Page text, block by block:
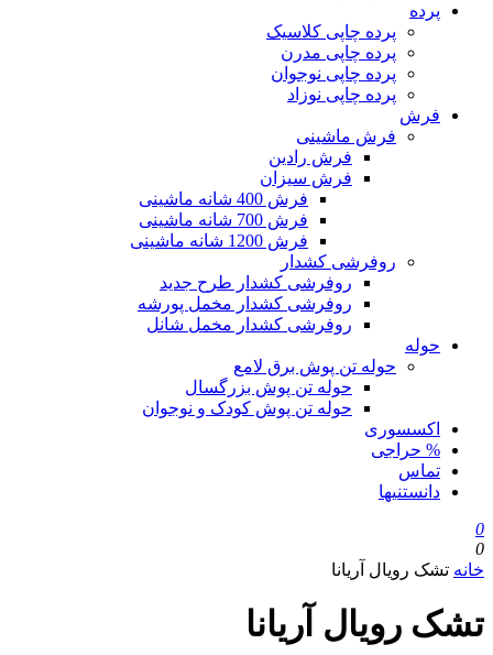
پرده
پرده چاپی کلاسیک
پرده چاپی مدرن
پرده چاپی نوجوان
پرده چاپی نوزاد
فرش
فرش ماشینی
فرش رادین
فرش سیزان
فرش 400 شانه ماشینی
فرش 700 شانه ماشینی
فرش 1200 شانه ماشینی
روفرشی کشدار
روفرشی کشدار طرح جدید
روفرشی کشدار مخمل پورشه
روفرشی کشدار مخمل شانل
حوله
حوله تن پوش برق لامع
حوله تن پوش بزرگسال
حوله تن پوش کودک و نوجوان
اکسسوری
% حراجی
تماس
دانستنیها
0
0
خانه تشک رویال آریانا
تشک رویال آریانا